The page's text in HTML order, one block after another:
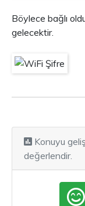
Böylece bağlı
gelecektir.
Konuyu
değerlendir.